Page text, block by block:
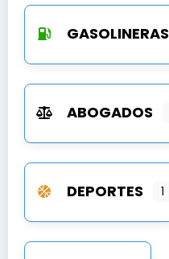
GASOLINERAS
ABOGADOS
DEPORTES 1